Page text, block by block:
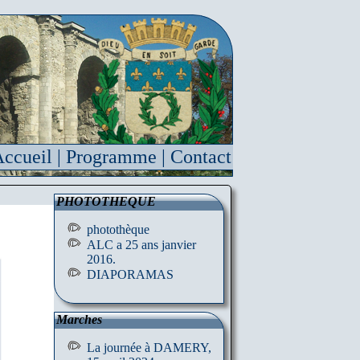
| Programme | Contact
PHOTOTHEQUE
photothèque
ALC a 25 ans janvier
2016.
DIAPORAMAS
Marches
La journée à DAMERY,